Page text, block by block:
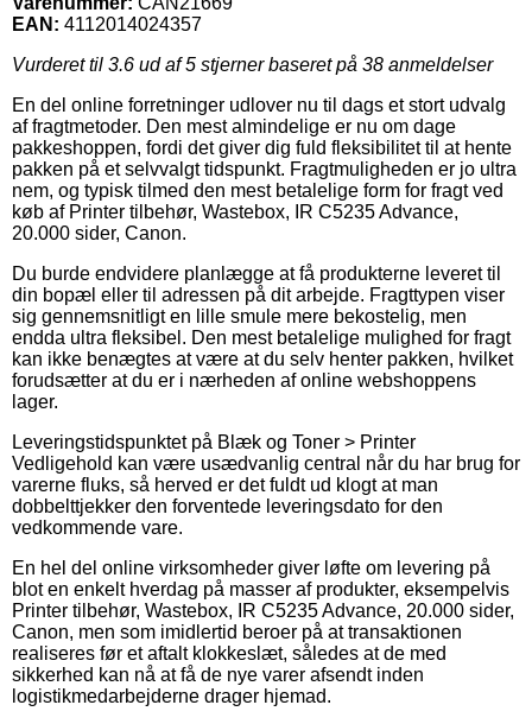
EAN: 4112014024357
Vurderet til 3.6 ud af 5 stjerner baseret på 38 anmeldelser
En del online forretninger udlover nu til dags et stort udvalg
af fragtmetoder. Den mest almindelige er nu om dage
pakkeshoppen, fordi det giver dig fuld fleksibilitet til at hente
pakken på et selvvalgt tidspunkt. Fragtmuligheden er jo ultra
nem, og typisk tilmed den mest betalelige form for fragt ved
køb af Printer tilbehør, Wastebox, IR C5235 Advance,
20.000 sider, Canon.
Du burde endvidere planlægge at få produkterne leveret til
din bopæl eller til adressen på dit arbejde. Fragttypen viser
sig gennemsnitligt en lille smule mere bekostelig, men
endda ultra fleksibel. Den mest betalelige mulighed for fragt
kan ikke benægtes at være at du selv henter pakken, hvilket
forudsætter at du er i nærheden af online webshoppens
lager.
Leveringstidspunktet på Blæk og Toner > Printer
Vedligehold kan være usædvanlig central når du har brug for
varerne fluks, så herved er det fuldt ud klogt at man
dobbelttjekker den forventede leveringsdato for den
vedkommende vare.
En hel del online virksomheder giver løfte om levering på
blot en enkelt hverdag på masser af produkter, eksempelvis
Printer tilbehør, Wastebox, IR C5235 Advance, 20.000 sider,
Canon, men som imidlertid beroer på at transaktionen
realiseres før et aftalt klokkeslæt, således at de med
sikkerhed kan nå at få de nye varer afsendt inden
logistikmedarbejderne drager hjemad.